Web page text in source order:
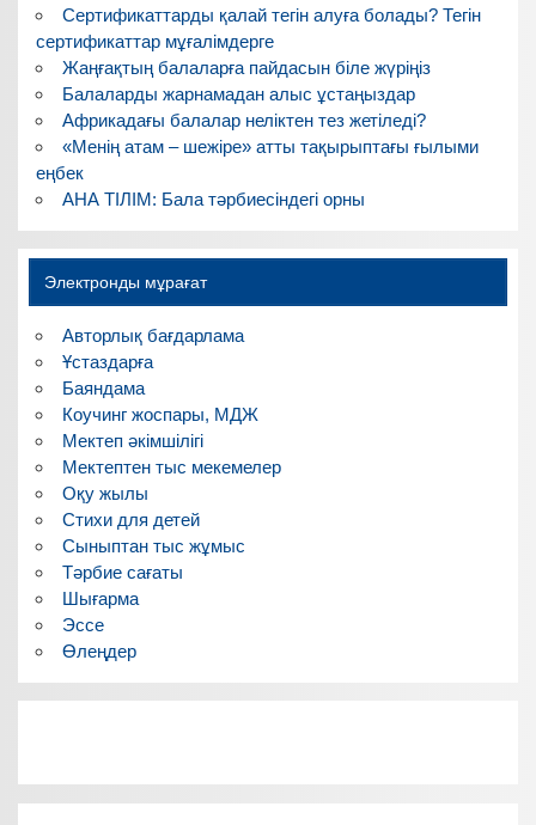
Сертификаттарды қалай тегін алуға болады? Тегін
сертификаттар мұғалімдерге
Жаңғақтың балаларға пайдасын біле жүріңіз
Балаларды жарнамадан алыс ұстаңыздар
Африкадағы балалар неліктен тез жетіледі?
«Менің атам – шежіре» атты тақырыптағы ғылыми
еңбек
АНА ТІЛІМ: Бала тәрбиесіндегі орны
Электронды мұрағат
Авторлық бағдарлама
Ұстаздарға
Баяндама
Коучинг жоспары, МДЖ
Мектеп әкімшілігі
Мектептен тыс мекемелер
Оқу жылы
Стихи для детей
Сыныптан тыс жұмыс
Тәрбие сағаты
Шығарма
Эссе
Өлеңдер